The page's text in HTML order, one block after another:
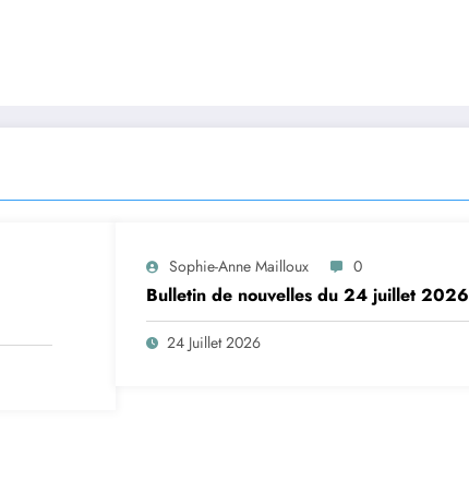
Sophie-Anne Mailloux 0
Bulletin de nouvelles du 24 juillet 2026
24 Juillet 2026